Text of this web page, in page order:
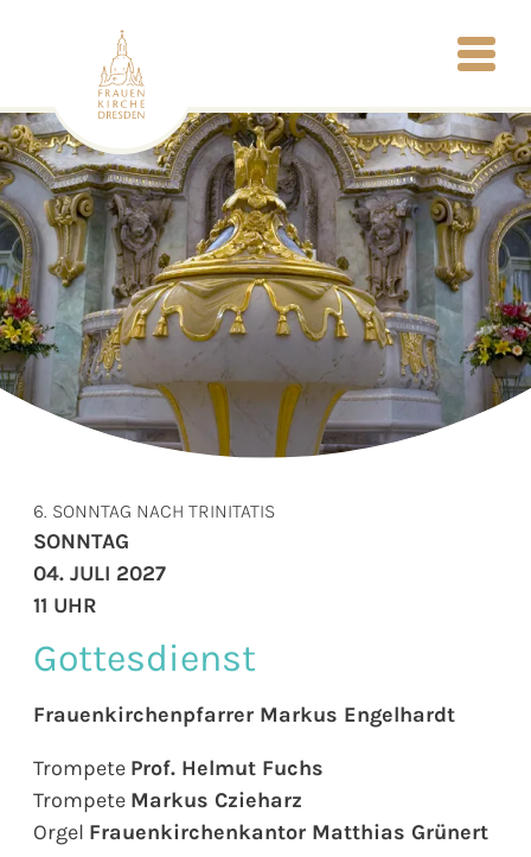
Gottesdienst
Frauenkirchenpfarrer Markus Engelhardt
Trompete Prof. Helmut Fuchs
Trompete Markus Czieharz
Orgel Frauenkirchenkantor Matthias Grünert
6. SONNTAG NACH TRINITATIS
SONNTAG
04. JULI 2027
11 UHR